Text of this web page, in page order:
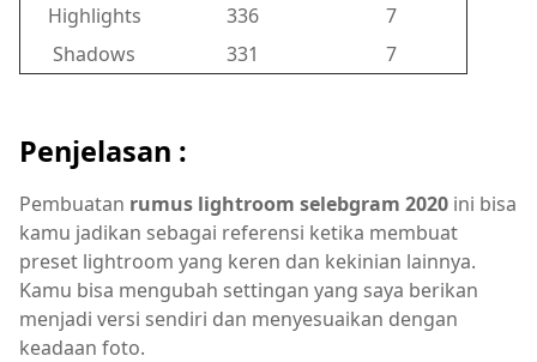
Highlights
336
7
Shadows
331 7
Penjelasan :
Pembuatan rumus lightroom selebgram 2020 ini bisa
kamu jadikan sebagai referensi ketika membuat
preset lightroom yang keren dan kekinian lainnya.
Kamu bisa mengubah settingan yang saya berikan
menjadi versi sendiri dan menyesuaikan dengan
keadaan foto.